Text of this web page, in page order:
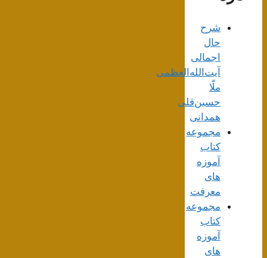
شرح
حال
اجمالی
آیت‌الله‌العظمی
ملّا
حسین‌قلی
همدانی
مجموعه
کتاب
آموزه
های
معرفت
مجموعه
کتاب
آموزه
های